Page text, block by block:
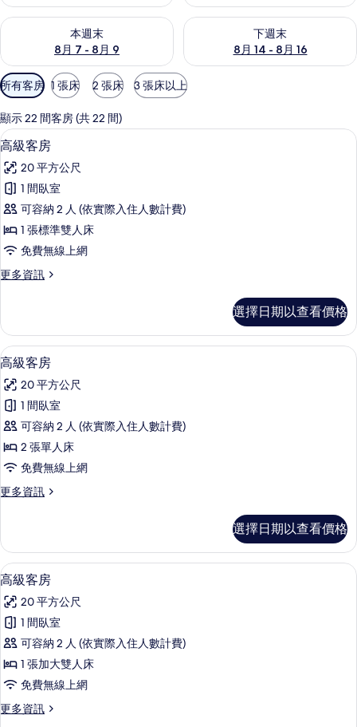
本週末
8月 7 - 8月 9
查看本週末 (8月 7 - 8月 9) 的供應情況
下週末
8月 14 - 8月 16
查看下週末 (8月 14 - 8月 16)
可
用
的
客
房
篩
選
條
所有客房 1 張床 2 張床 3 張床以上
顯示 22 間客房 (共 22 間)
顯
示
高
級
客
房
所
相
片
迷你吧、客房內保險箱、書桌、熨斗/
2
高級客房
20 平方公尺
1 間臥室
可容納 2 人 (依實際入住人數計費)
1 張標準雙人床
免費無線上網
更多資訊
更
客
房
的
情
選擇日期以查看價格
顯
示
高
級
客
房
所
相
片
迷你吧、客房內保險箱、書桌、熨斗/
2
高級客房
20 平方公尺
1 間臥室
可容納 2 人 (依實際入住人數計費)
2 張單人床
免費無線上網
更多資訊
更
客
房
的
情
選擇日期以查看價格
顯
示
高
級
客
房
所
迷你吧、客房內保險箱、書桌、熨斗/
2
高級客房
20 平方公尺
1 間臥室
可容納 2 人 (依實際入住人數計費)
1 張加大雙人床
免費無線上網
更多資訊
更